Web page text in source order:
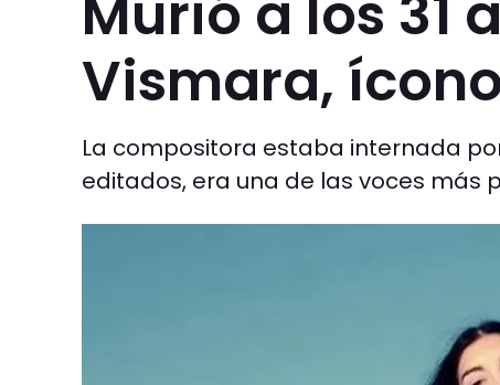
Vismara,
La compositora estaba internada
editados, era una de las voces más